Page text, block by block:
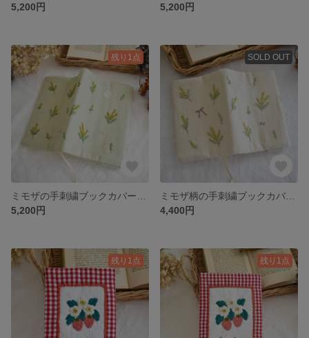
5,200円
5,200円
残り1点
5,200円
SOLD OUT
4,400円
残り1点 残り1点